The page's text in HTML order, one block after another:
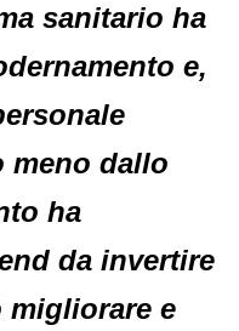
sanitario ha
e,
meno dallo
ha
da invertire
migliorare e